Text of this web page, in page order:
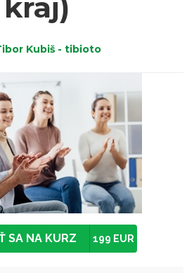
kraj)
Kubiš - tibioto
SA NA KURZ 199 EUR